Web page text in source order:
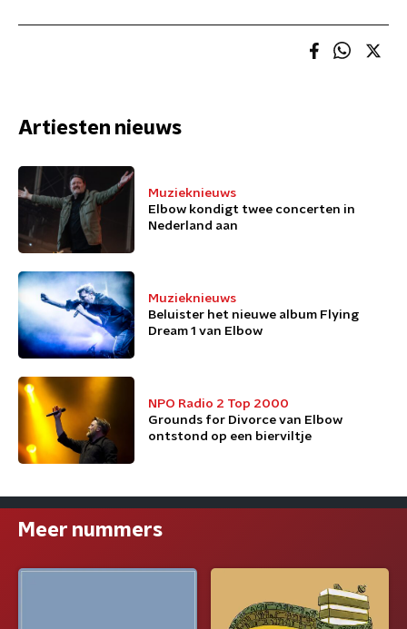
Artiesten nieuws
Muzieknieuws
Elbow kondigt twee concerten in
Nederland aan
Muzieknieuws
Beluister het nieuwe album Flying
Dream 1 van Elbow
NPO Radio 2 Top 2000
Grounds for Divorce van Elbow
ontstond op een bierviltje
Meer nummers